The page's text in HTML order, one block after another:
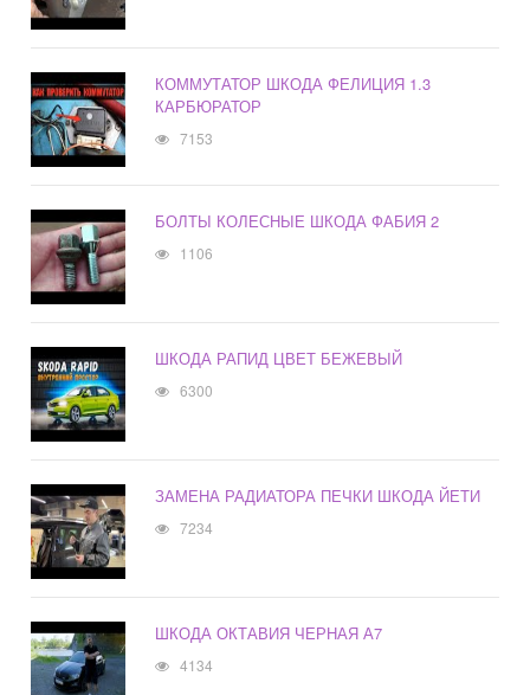
КОММУТАТОР ШКОДА ФЕЛИЦИЯ 1.3
КАРБЮРАТОР
7153
БОЛТЫ КОЛЕСНЫЕ ШКОДА ФАБИЯ 2
1106
ШКОДА РАПИД ЦВЕТ БЕЖЕВЫЙ
6300
ЗАМЕНА РАДИАТОРА ПЕЧКИ ШКОДА ЙЕТИ
7234
ШКОДА ОКТАВИЯ ЧЕРНАЯ А7
4134